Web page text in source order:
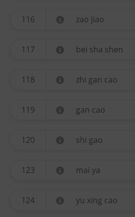
116 zao jiao
117 bei sha shen
118 zhi gan cao
119 gan cao
120 shi gao
123 mai ya
124 yu xing cao